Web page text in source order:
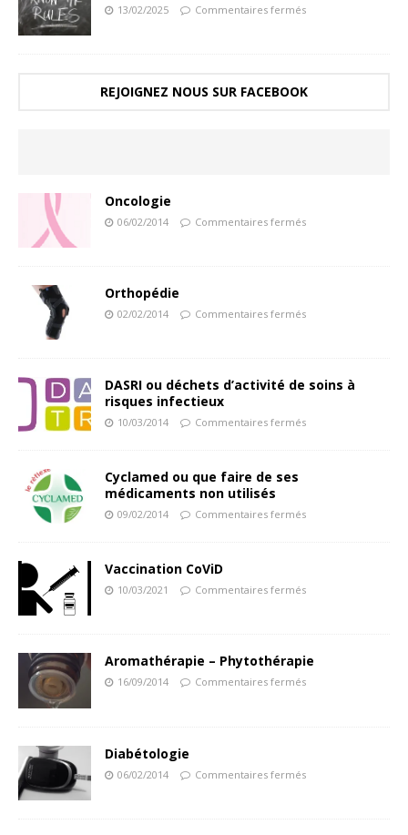
13/02/2025 Commentaires fermés
REJOIGNEZ NOUS SUR FACEBOOK
Oncologie
06/02/2014 Commentaires fermés
Orthopédie
02/02/2014 Commentaires fermés
DASRI ou déchets d’activité de soins à
risques infectieux
10/03/2014 Commentaires fermés
Cyclamed ou que faire de ses
médicaments non utilisés
09/02/2014 Commentaires fermés
Vaccination CoViD
10/03/2021 Commentaires fermés
Aromathérapie – Phytothérapie
16/09/2014 Commentaires fermés
Diabétologie
06/02/2014 Commentaires fermés